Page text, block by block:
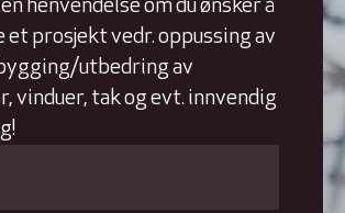
henvendelse om du ønsker å
et prosjekt vedr. oppussing av
utbedring av
vinduer, tak og evt. innvendig